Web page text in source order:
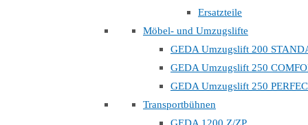
Ersatzteile
Möbel- und Umzugslifte
GEDA Umzugslift 200
GEDA Umzugslift 250
GEDA Umzugslift 250
Transportbühnen